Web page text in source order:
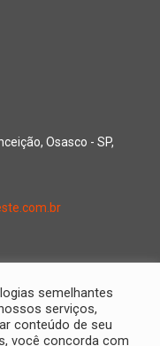
Osasco - SP,
semelhantes
serviços,
conteúdo de seu
você concorda com